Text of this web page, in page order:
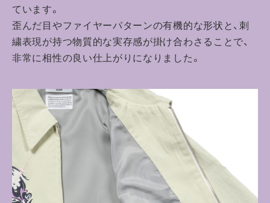
ています。
歪んだ目やファイヤーパターンの有機的な形状と、刺
繍表現が持つ物質的な実存感が掛け合わさることで、
非常に相性の良い仕上がりになりました。